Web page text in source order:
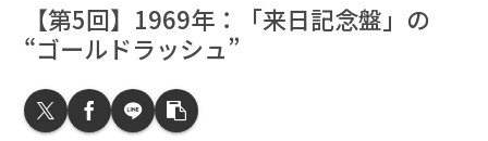
【第5回】1969年：「来日記念盤」の
“ゴールドラッシュ”